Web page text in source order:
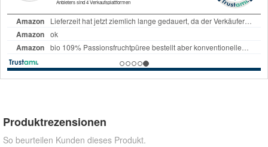
Produktrezensionen
So beurteilen Kunden dieses Produkt.